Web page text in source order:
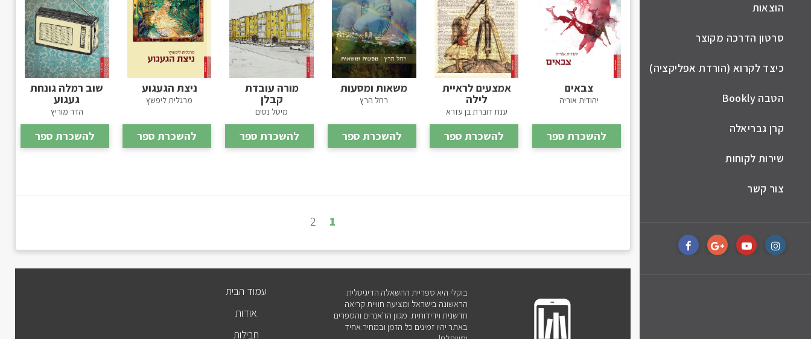
הוצאות
סרטון הדרכה מקוצר
כיצד לקרוא (הורדת אפליקציה)
הטבה Bookly
קרן גבריאלה
שירות לקוחות
צור קשר
צבאים
יהודית אוריה
להשכרת ספר
אמצעים לראיית
לילה
ענת דוברת בן עזרא
להשכרת ספר
משאות ומסעות
רחל הרץ
להשכרת ספר
מורה עובדת
קבלן
מיטל נסים
להשכרת ספר
ניצת הגעגוע
מרגלית ליפשץ
להשכרת ספר
שוב רמלה גונחת
געגוע
הדר מוריץ
להשכרת ספר
1
2
בוקלי היא ספריית ההשאלה הדיגיטלית
הראשונה בישראל ומציעה חוויית קריאה
חדשנית וידידותית. מגוון הז'אנרים והספרים
באתר יהיו זמינים כל הזמן ובמחיר אחיד
עמוד הבית
אודות
חבילות